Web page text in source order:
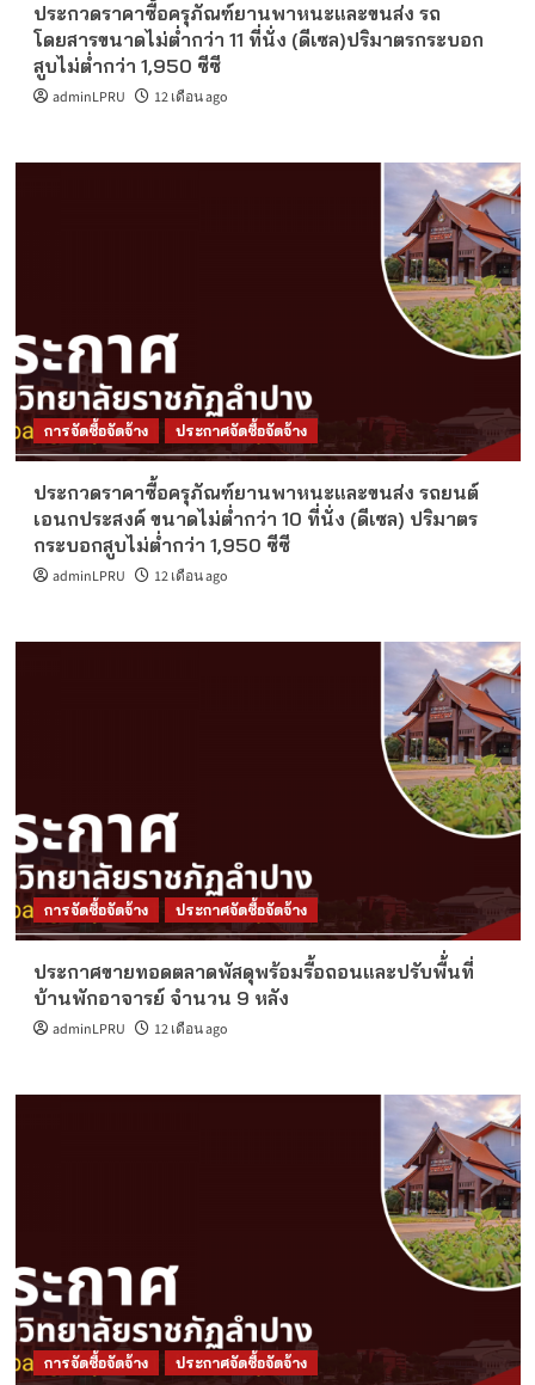
ประกวดราคาซื้อครุภัณฑ์ยานพาหนะและขนส่ง รถ
โดยสารขนาดไม่ต่ำกว่า 11 ที่นั่ง (ดีเซล)ปริมาตรกระบอก
สูบไม่ต่ำกว่า 1,950 ซีซี
adminLPRU 12 เดือน ago
การจัดซื้อจัดจ้าง ประกาศจัดซื้อจัดจ้าง
ประกวดราคาซื้อครุภัณฑ์ยานพาหนะและขนส่ง รถยนต์
เอนกประสงค์ ขนาดไม่ต่ำกว่า 10 ที่นั่ง (ดีเซล) ปริมาตร
กระบอกสูบไม่ต่ำกว่า 1,950 ซีซี
adminLPRU 12 เดือน ago
การจัดซื้อจัดจ้าง ประกาศจัดซื้อจัดจ้าง
ประกาศขายทอดตลาดพัสดุพร้อมรื้อถอนและปรับพื้่นที่
บ้านพักอาจารย์ จำนวน 9 หลัง
adminLPRU 12 เดือน ago
การจัดซื้อจัดจ้าง ประกาศจัดซื้อจัดจ้าง